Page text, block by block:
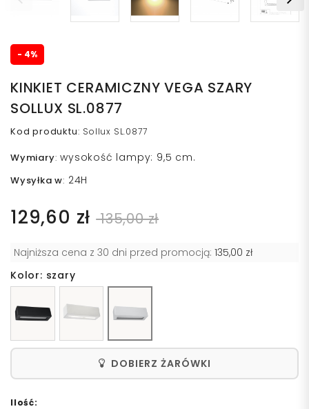
- 4%
KINKIET CERAMICZNY VEGA SZARY
SOLLUX SL.0877
Kod produktu: Sollux SL.0877
Wymiary: wysokość lampy: 9,5 cm.
Wysyłka w: 24H
129,60 zł 135,00 zł
Najniższa cena z 30 dni przed promocją: 135,00 zł
Kolor: szary
DOBIERZ ŻARÓWKI
Ilość: